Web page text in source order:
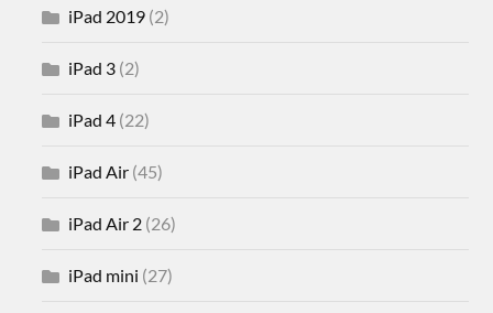
iPad 2019 (2)
iPad 3 (2)
iPad 4 (22)
iPad Air (45)
iPad Air 2 (26)
iPad mini (27)